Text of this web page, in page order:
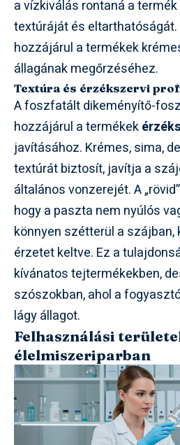
a vízkiválás rontaná a
textúráját és
hozzájárul a termékek
állagának megőrzéséhez.
Textúra és érzékszervi
A foszfatált dikeményítő-
hozzájárul a termékek
javításához. Krémes, sima,
textúrát biztosít, javítja a
általános vonzerejét. A
hogy a paszta nem nyúlós
könnyen szétterül a szájban,
érzetet keltve. Ez a
kívánatos tejtermékekben,
szószokban, ahol a
lágy állagot.
Felhasználási
élelmiszeriparban